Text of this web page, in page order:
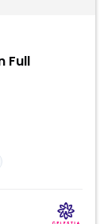
Full